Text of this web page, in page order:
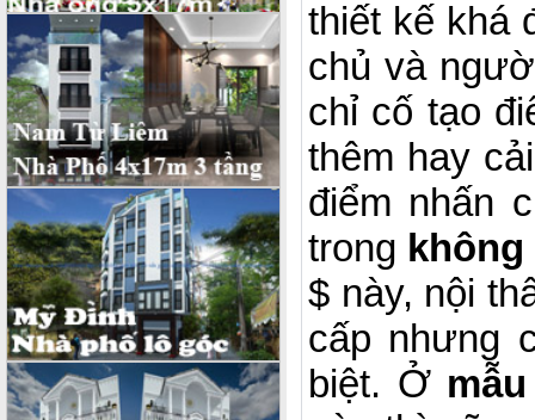
thiết kế khá
chủ và
chỉ cố tạo
thêm hay
điểm nhấn
trong
$ này, nội
cấp nhưng
biệt. Ở